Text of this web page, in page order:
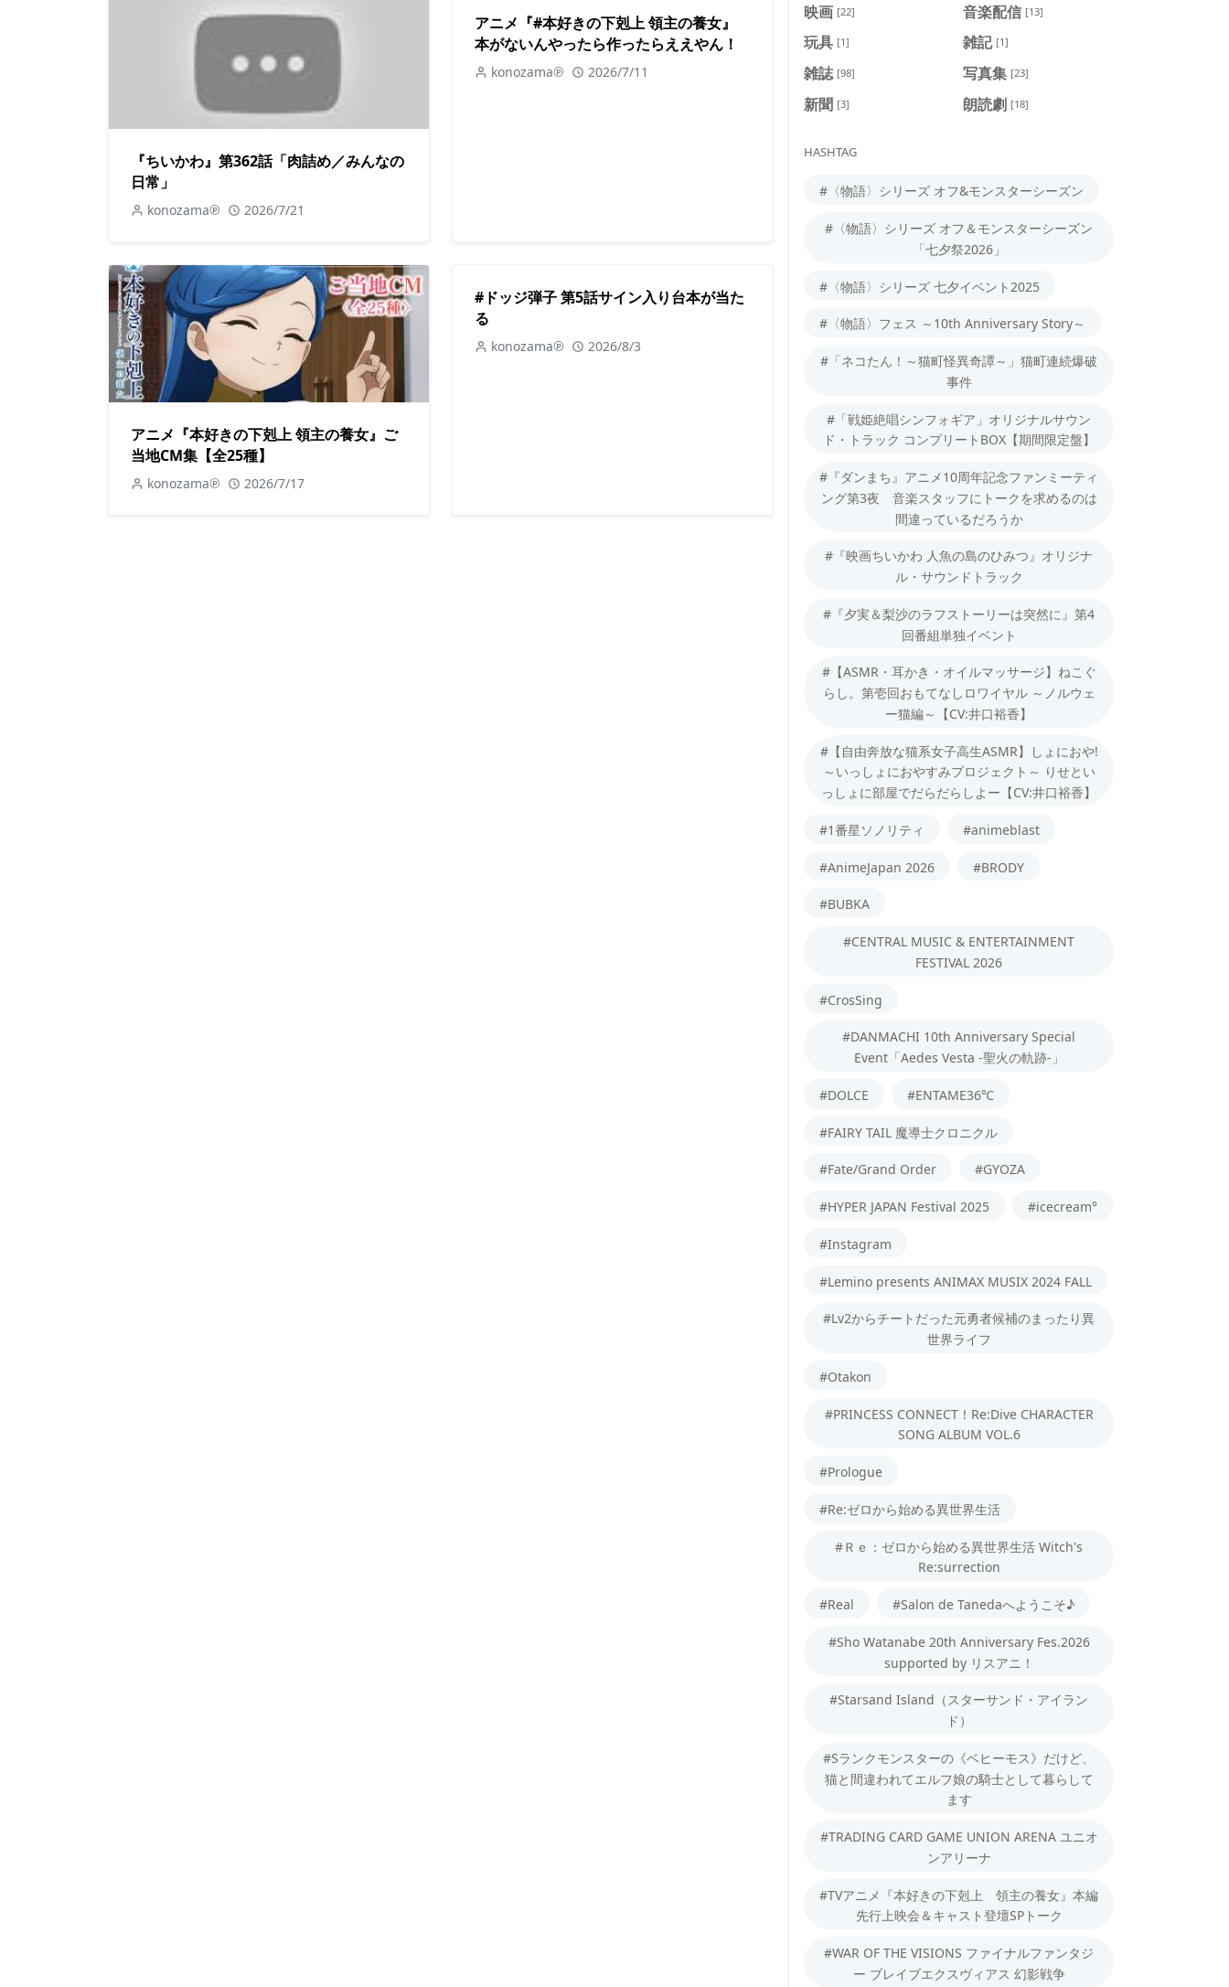
『ちいかわ』第362話「肉詰め／みんなの
日常」
konozama℗ 2026/7/21
アニメ『#本好きの下剋上 領主の養女』
本がないんやったら作ったらええやん！
konozama℗ 2026/7/11
アニメ『本好きの下剋上 領主の養女』ご
当地CM集【全25種】
konozama℗ 2026/7/17
#ドッジ弾子 第5話サイン入り台本が当た
る
konozama℗ 2026/8/3
映画 [22] 音楽配信 [13]
玩具 [1] 雑記 [1]
雑誌 [98] 写真集 [23]
新聞 [3] 朗読劇 [18]
HASHTAG
#〈物語〉シリーズ オフ&モンスターシーズン
#〈物語〉シリーズ オフ＆モンスターシーズン
「七夕祭2026」
#〈物語〉シリーズ 七夕イベント2025
#〈物語〉フェス ～10th Anniversary Story～
#「ネコたん！～猫町怪異奇譚～」猫町連続爆破
事件
#「戦姫絶唱シンフォギア」オリジナルサウン
ド・トラック コンプリートBOX【期間限定盤】
#『ダンまち』アニメ10周年記念ファンミーティ
ング第3夜 音楽スタッフにトークを求めるのは
間違っているだろうか
#『映画ちいかわ 人魚の島のひみつ』オリジナ
ル・サウンドトラック
#『夕実＆梨沙のラフストーリーは突然に』第4
回番組単独イベント
#【ASMR・耳かき・オイルマッサージ】ねこぐ
らし。第壱回おもてなしロワイヤル ～ノルウェ
ー猫編～【CV:井口裕香】
#【自由奔放な猫系女子高生ASMR】しょにおや!
～いっしょにおやすみプロジェクト～ りせとい
っしょに部屋でだらだらしよー【CV:井口裕香】
#1番星ソノリティ #animeblast
#AnimeJapan 2026 #BRODY
#BUBKA
#CENTRAL MUSIC & ENTERTAINMENT
FESTIVAL 2026
#CrosSing
#DANMACHI 10th Anniversary Special
Event「Aedes Vesta -聖火の軌跡-」
#DOLCE #ENTAME36℃
#FAIRY TAIL 魔導士クロニクル
#Fate/Grand Order #GYOZA
#HYPER JAPAN Festival 2025 #icecream°
#Instagram
#Lemino presents ANIMAX MUSIX 2024 FALL
#Lv2からチートだった元勇者候補のまったり異
世界ライフ
#Otakon
#PRINCESS CONNECT！Re:Dive CHARACTER
SONG ALBUM VOL.6
#Prologue
#Re:ゼロから始める異世界生活
#Ｒｅ：ゼロから始める異世界生活 Witch's
Re:surrection
#Real #Salon de Tanedaへようこそ♪
#Sho Watanabe 20th Anniversary Fes.2026
supported by リスアニ！
#Starsand Island（スターサンド・アイラン
ド）
#Sランクモンスターの《ベヒーモス》だけど、
猫と間違われてエルフ娘の騎士として暮らして
ます
#TRADING CARD GAME UNION ARENA ユニオ
ンアリーナ
#TVアニメ『本好きの下剋上 領主の養女』本編
先行上映会＆キャスト登壇SPトーク
#WAR OF THE VISIONS ファイナルファンタジ
ー ブレイブエクスヴィアス 幻影戦争